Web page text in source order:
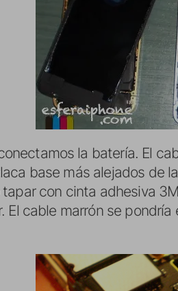
la batería. El
base más alejados de
con cinta adhesiva
El cable marrón se